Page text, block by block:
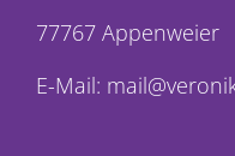
77767 Appenweier
E-Mail: